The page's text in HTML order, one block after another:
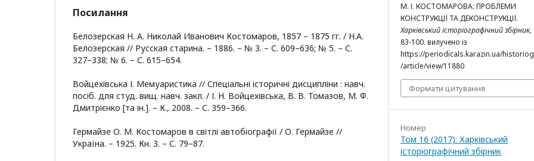
Посилання
Белозерская Н. А. Николай Иванович Костомаров, 1857 – 1875 гг. / Н.А.
Белозерская // Русская старина. – 1886. – № 3. – С. 609–636; № 5. – С.
327–338; № 6. – С. 615–654.
Войцехівська І. Мемуаристика // Спеціальні історичні дисципліни : навч.
посіб. для студ. вищ. навч. закл. / І. Н. Войцехівська, В. В. Томазов, М. Ф.
Дмитрієнко [та ін.]. – К., 2008. – С. 359–366.
Гермайзе О. М. Костомаров в світлі автобіографії / О. Гермайзе //
Україна. – 1925. Кн. 3. – С. 79–87.
М. І. КОСТОМАРОВА: ПРОБЛЕМИ
КОНСТРУКЦІЇ ТА ДЕКОНСТРУКЦІЇ.
Харківський історіографічний збірник,
83-100. вилучено із
https://periodicals.karazin.ua/
/article/view/11880
Формати цитування
Номер
Том 16 (2017): Харківський
історіографічний збірник